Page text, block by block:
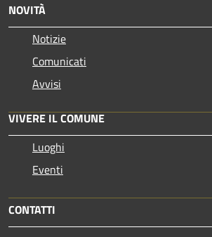
NOVITÀ
Notizie
Comunicati
Avvisi
VIVERE IL COMUNE
Luoghi
Eventi
CONTATTI